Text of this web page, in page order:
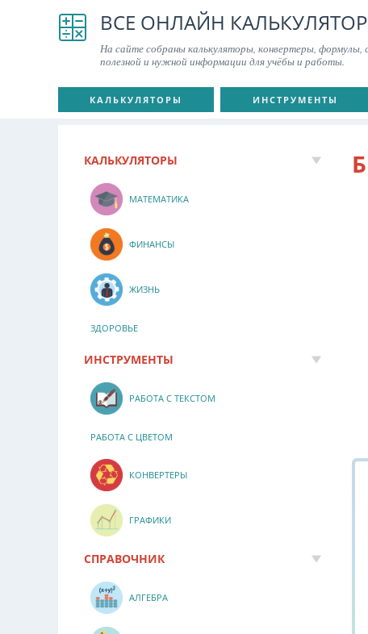
ВСЕ ОНЛАЙН
На сайте собраны калькуляторы, конвертеры, формулы,
полезной и нужной информации для учёбы и работы.
КАЛЬКУЛЯТОРЫ ИНСТРУМЕНТЫ
КАЛЬКУЛЯТОРЫ
МАТЕМАТИКА
ФИНАНСЫ
ЖИЗНЬ
ЗДОРОВЬЕ
ИНСТРУМЕНТЫ
РАБОТА С ТЕКСТОМ
РАБОТА С ЦВЕТОМ
КОНВЕРТЕРЫ
ГРАФИКИ
СПРАВОЧНИК
АЛГЕБРА